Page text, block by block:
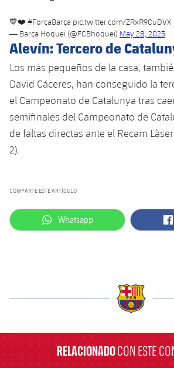
💙❤️ #ForçaBarça pic.twitter.com/ZRxR9CuDVX
— Barça Hoquei (@FCBhoquei) May 28, 2023
Alevín: Tercero de
Los más pequeños de la casa,
David Cáceres, han conseguido la
el Campeonato de Catalunya tras
semifinales del Campeonato de
de faltas directas ante el Recam
2).
COMPARTE ESTE ARTÍCULO
label.aria.whatsapp
Whatsapp
RELACIONADOCON ESTE